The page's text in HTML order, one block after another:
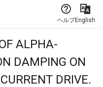
ヘルプEnglish
ALPHA-
DAMPING ON
DRIVE.